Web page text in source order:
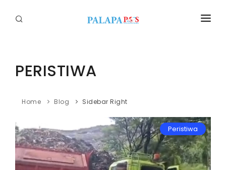
Politik
Tapanuli
Nusantara
PERISTIWA
Home Blog Sidebar Right
Peristiwa